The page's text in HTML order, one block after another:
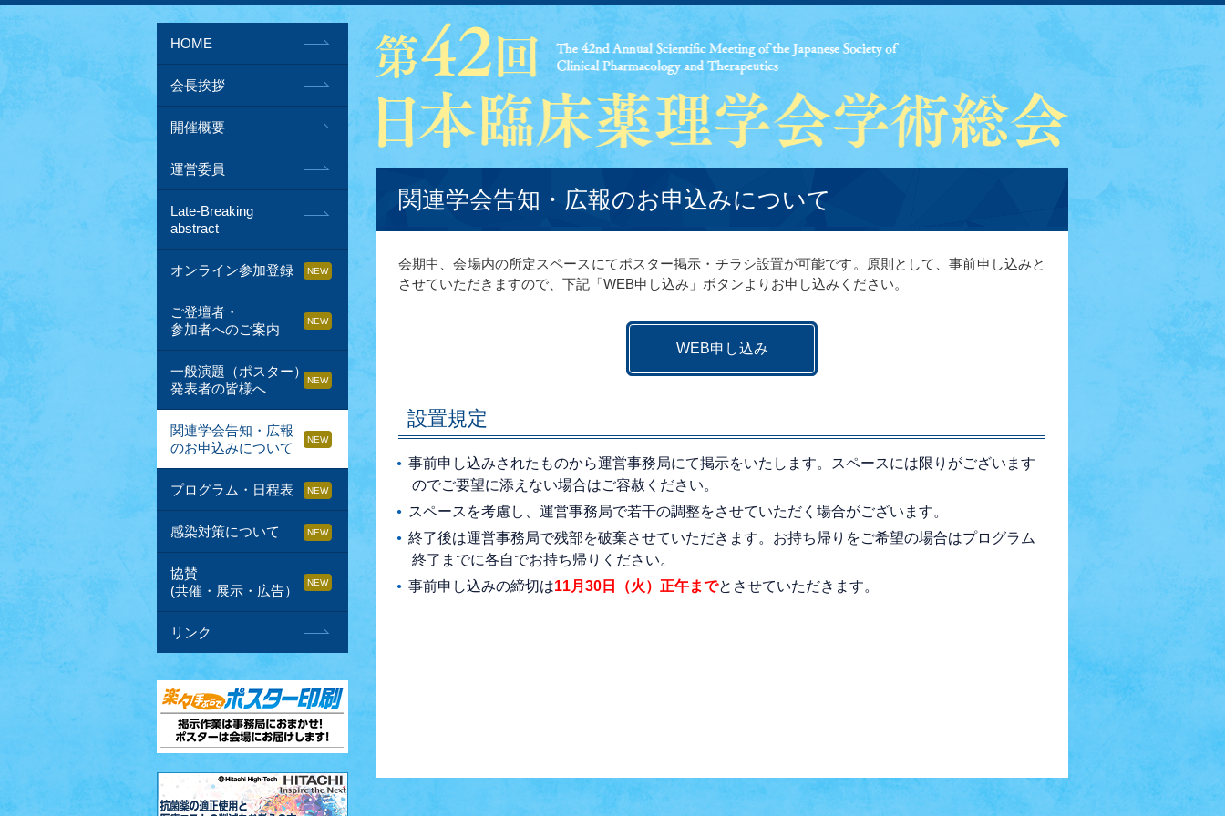
HOME
会長挨拶
開催概要
運営委員
Late-Breaking
abstract
オンライン参加登録
ご登壇者・
参加者へのご案内
一般演題（ポスター）
発表者の皆様へ
関連学会告知・広報
のお申込みについて
プログラム・日程表
感染対策について
協賛
(共催・展示・広告）
リンク
関連学会告知・広報のお申込みについて
会期中、会場内の所定スペースにてポスター掲示・チラシ設置が可能です。原則として、事前申し込みと
させていただきますので、下記「WEB申し込み」ボタンよりお申し込みください。
WEB申し込み
設置規定
事前申し込みされたものから運営事務局にて掲示をいたします。スペースには限りがございます
のでご要望に添えない場合はご容赦ください。
スペースを考慮し、運営事務局で若干の調整をさせていただく場合がございます。
終了後は運営事務局で残部を破棄させていただきます。お持ち帰りをご希望の場合はプログラム
終了までに各自でお持ち帰りください。
事前申し込みの締切は11月30日（火）正午までとさせていただきます。